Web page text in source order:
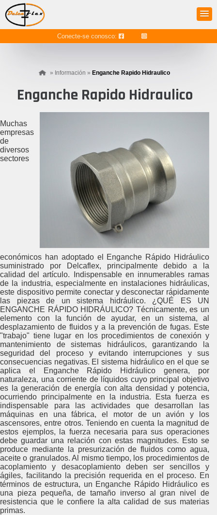
Conecte-se conosco:
» Información » Enganche Rapido Hidraulico
Enganche Rapido Hidraulico
Muchas
empresas
de
diversos
sectores
económicos han adoptado el Enganche Rápido Hidráulico
suministrado por Delcaflex, principalmente debido a la
calidad del artículo. Indispensable en innumerables ramas
de la industria, especialmente en instalaciones hidráulicas,
este dispositivo permite conectar y desconectar rápidamente
las piezas de un sistema hidráulico. ¿QUÉ ES UN
ENGANCHE RÁPIDO HIDRÁULICO? Técnicamente, es un
elemento con la función de ayudar, en un sistema, al
desplazamiento de fluidos y a la prevención de fugas. Este
"trabajo" tiene lugar en los procedimientos de conexión y
mantenimiento de sistemas hidráulicos, garantizando la
seguridad del proceso y evitando interrupciones y sus
consecuencias negativas. El sistema hidráulico en el que se
aplica el Enganche Rápido Hidráulico genera, por
naturaleza, una corriente de líquidos cuyo principal objetivo
es la generación de energía con alta densidad y potencia,
ocurriendo principalmente en la industria. Esta fuerza es
indispensable para las actividades que desarrollan las
máquinas en una fábrica, el motor de un avión y los
ascensores, entre otros. Teniendo en cuenta la magnitud de
estos ejemplos, la fuerza necesaria para sus operaciones
debe guardar una relación con estas magnitudes. Esto se
produce mediante la presurización de fluidos como agua,
aceite o granulados. Al mismo tiempo, los procedimientos de
acoplamiento y desacoplamiento deben ser sencillos y
ágiles, facilitando la precisión requerida en el proceso. En
términos de estructura, un Enganche Rápido Hidráulico es
una pieza pequeña, de tamaño inverso al gran nivel de
resistencia que le confiere la alta calidad de sus materias
primas.